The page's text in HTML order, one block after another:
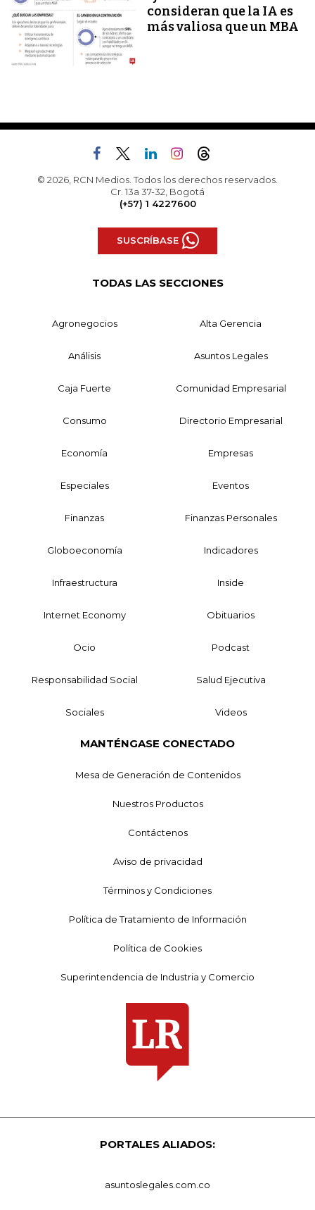
consideran que la IA es
más valiosa que un MBA
© 2026, RCN Medios. Todos los derechos reservados.
Cr. 13a 37-32, Bogotá
(+57) 1 4227600
SUSCRÍBASE
TODAS LAS SECCIONES
Agronegocios Alta Gerencia
Análisis Asuntos Legales
Caja Fuerte Comunidad Empresarial
Consumo Directorio Empresarial
Economía Empresas
Especiales Eventos
Finanzas Finanzas Personales
Globoeconomía Indicadores
Infraestructura Inside
Internet Economy Obituarios
Ocio Podcast
Responsabilidad Social Salud Ejecutiva
Sociales Videos
MANTÉNGASE CONECTADO
Mesa de Generación de Contenidos
Nuestros Productos
Contáctenos
Aviso de privacidad
Términos y Condiciones
Política de Tratamiento de Información
Política de Cookies
Superintendencia de Industria y Comercio
PORTALES ALIADOS:
asuntoslegales.com.co